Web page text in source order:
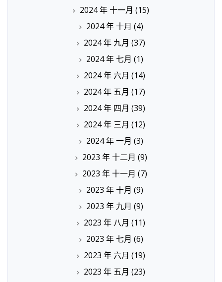
2024 年 十一月 (15)
2024 年 十月 (4)
2024 年 九月 (37)
2024 年 七月 (1)
2024 年 六月 (14)
2024 年 五月 (17)
2024 年 四月 (39)
2024 年 三月 (12)
2024 年 一月 (3)
2023 年 十二月 (9)
2023 年 十一月 (7)
2023 年 十月 (9)
2023 年 九月 (9)
2023 年 八月 (11)
2023 年 七月 (6)
2023 年 六月 (19)
2023 年 五月 (23)